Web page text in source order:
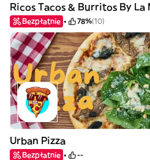
Ricos Tacos & Burritos By La
Bezpłatnie 78%(10)
Urban Pizza
Bezpłatnie --